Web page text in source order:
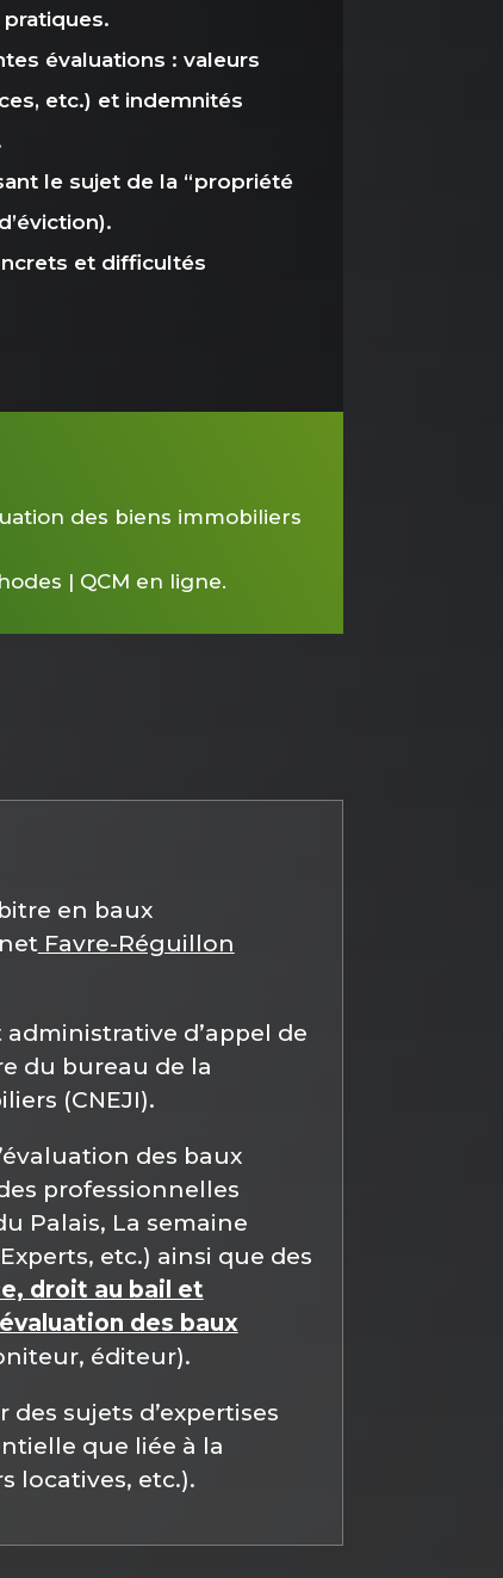
évaluations : valeurs
etc.) et indemnités
le sujet de la “propriété
et difficultés
des biens immobiliers
| QCM en ligne.
en baux
Favre-Réguillon
d’appel de
du bureau de la
(CNEJI).
des baux
professionnelles
Palais, La semaine
etc.) ainsi que des
droit au bail et
des baux
éditeur).
sujets d’expertises
que liée à la
locatives, etc.).